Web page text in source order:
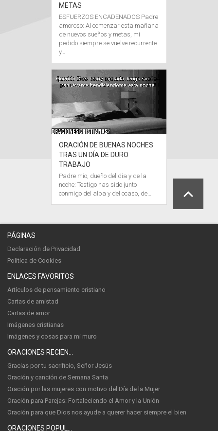
METAS
ESFUERZOS ENCADENADOS Padre
amoroso: Al comenzar esta mañana
de nuevos sueños y metas, mi
pedido siempre se vuelve recurrente
y…
ORACIÓN DE BUENAS NOCHES
TRAS UN DÍA DE DURO
TRABAJO
Padre mío, dueño del día y de la
noche: Testigo has sido junto
conmigo del alba y del ocaso, de…
PÁGINAS
Declaración de Privacidad
Política de Cookies
ENLACES FAVORITOS
Artículos de pensamiento cristiano
Cartas de amistad
Cartas de amor
Imágenes cristianas
Imágenes y cosas para mi muro
Gracias por tu sacrificio, Señor Jesús
Oración y canción de Semana Santa
Oración por las mujeres con motivo del Día de la Mujer
Oración para Parejas: Fortaleciendo el Amor y la Unión
Oración para que Dios nos ayude a querer hacer siempre el bien